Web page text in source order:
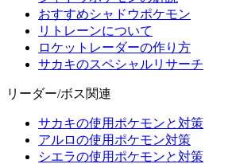
おすすめシャドウポケモン
リトレーンについて
ロケットレーダーの作り方
サカキのスペシャルリサーチ
リーダー/ボス関連
サカキの使用ポケモンと対策
アルロの使用ポケモン対策
シエラの使用ポケモンと対策